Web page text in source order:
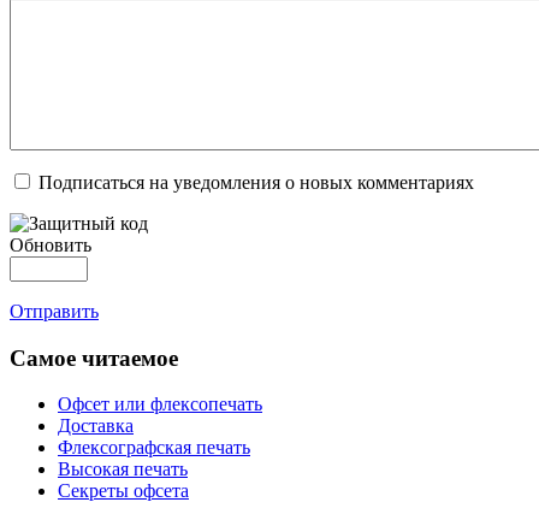
Подписаться на уведомления о новых комментариях
Обновить
Отправить
Самое читаемое
Офсет или флексопечать
Доставка
Флексографская печать
Высокая печать
Секреты офсета